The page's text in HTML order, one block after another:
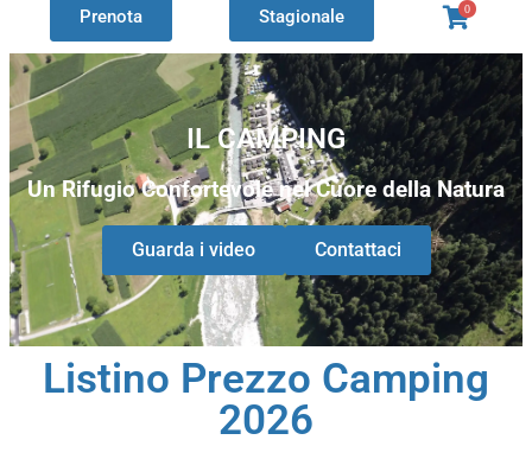
Prenota Stagionale 0
IL CAMPING
Un Rifugio Confortevole nel Cuore della Natura
Guarda i video Contattaci
Listino Prezzo Camping
2026